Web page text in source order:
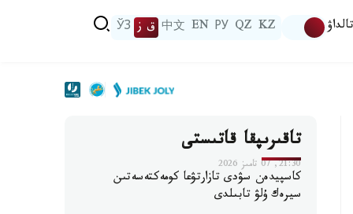
تالداۋ KZ
QZ
РУ
EN
中文 ق ز ЎЗ
تاقىرىپقا قاتىستى
21:30, 07 تامىز 2026
كاسپيدەن سۋدى تازارتۋعا كومەكتەسەتىن
سيرەك ۇلۋ تابىلدى